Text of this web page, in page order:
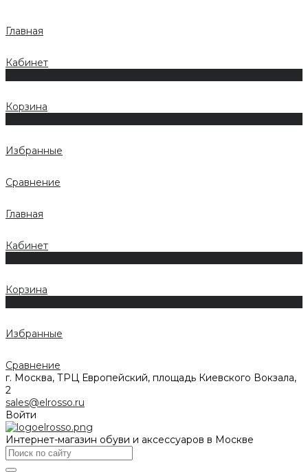
Главная
Кабинет
Корзина
Избранные
Сравнение
Главная
Кабинет
Корзина
Избранные
Сравнение
г. Москва, ТРЦ Европейский, площадь Киевского Вокзала,
2
sales@elrosso.ru
Войти
Интернет-магазин обуви и аксессуаров в Москве